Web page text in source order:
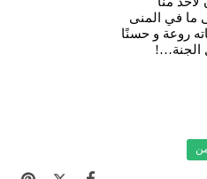
ما في المنى
روعة و حسنًا